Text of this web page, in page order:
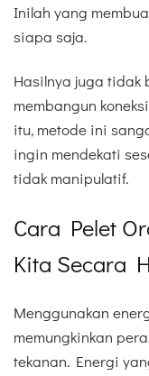
Inilah yang
siapa saja.
Hasilnya juga tidak
membangun
itu, metode ini
ingin mendekati
tidak manipulatif.
Cara Pelet
Kita Secara
Menggunakan
memungkinkan
tekanan. Energi